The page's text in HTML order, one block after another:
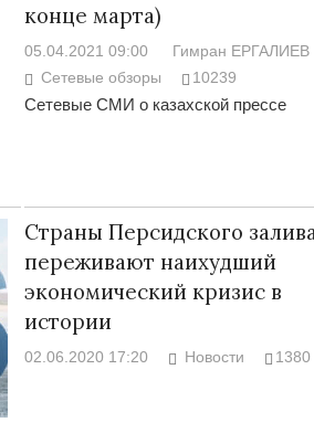
конце марта)
05.04.2021 09:00
Гимран ЕРГАЛИЕВ
Сетевые обзоры
10239
Сетевые СМИ о казахской прессе
Страны Персидского
переживают наихудший
экономический кризис в
истории
02.06.2020 17:20 Новости 1380